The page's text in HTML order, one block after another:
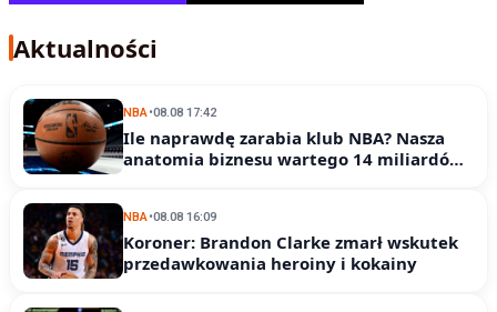
Aktualności
NBA•08.08 17:42
Ile naprawdę zarabia klub NBA? Nasza
anatomia biznesu wartego 14 miliardów
NBA•08.08 16:09
Koroner: Brandon Clarke zmarł wskutek
przedawkowania heroiny i kokainy